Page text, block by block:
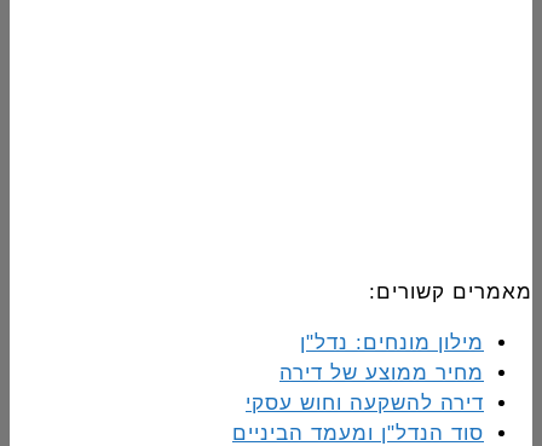
מאמרים קשורים:
מילון מונחים: נדל"ן
מחיר ממוצע של דירה
דירה להשקעה וחוש עסקי
סוד הנדל"ן ומעמד הביניים